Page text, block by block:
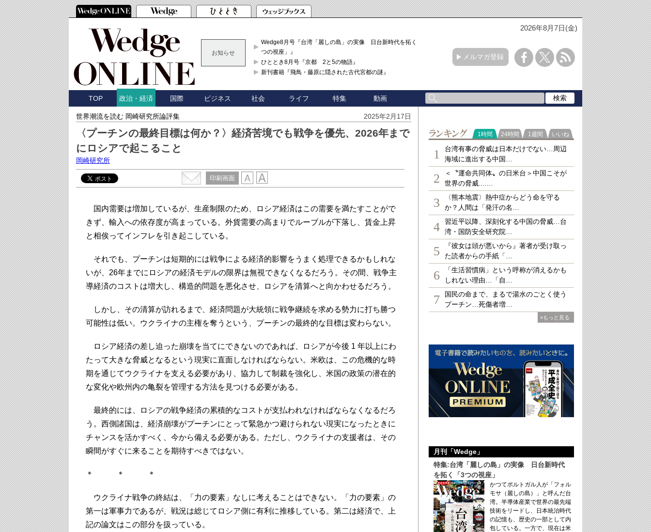
2026年8月7日(金)
お知らせ
Wedge8月号『台湾「麗しの島」の実像 日台新時代を拓く「3
つの視座」』
ひととき8月号『京都 2と5の物語』
新刊書籍『飛鳥・藤原に隠された古代宮都の謎』
メルマガ登録
TOP 政治・経済 国際 ビジネス 社会 ライフ 特集 動画
世界潮流を読む 岡崎研究所論評集 2025年2月17日
〈プーチンの最終目標は何か？〉経済苦境でも戦争を優先、2026年まで
にロシアで起こること
岡崎研究所
印刷画面
国内需要は増加しているが、生産制限のため、ロシア経済はこの需要を満たすことがで
きず、輸入への依存度が高まっている。外貨需要の高まりでルーブルが下落し、賃金上昇
と相俟ってインフレを引き起こしている。
それでも、プーチンは短期的には戦争による経済的影響をうまく処理できるかもしれな
いが、26年までにロシアの経済モデルの限界は無視できなくなるだろう。その間、戦争主
導経済のコストは増大し、構造的問題を悪化させ、ロシアを清算へと向かわせるだろう。
しかし、その清算が訪れるまで、経済問題が大統領に戦争継続を求める勢力に打ち勝つ
可能性は低い。ウクライナの主権を奪うという、プーチンの最終的な目標は変わらない。
ロシア経済の差し迫った崩壊を当てにできないのであれば、ロシアが今後 1 年以上にわ
たって大きな脅威となるという現実に直面しなければならない。米欧は、この危機的な時
期を通じてウクライナを支える必要があり、協力して制裁を強化し、米国の政策の潜在的
な変化や欧州内の亀裂を管理する方法を見つける必要がある。
最終的には、ロシアの戦争経済の累積的なコストが支払われなければならなくなるだろ
う。西側諸国は、経済崩壊がプーチンにとって緊急かつ避けられない現実になったときに
チャンスを活かすべく、今から備える必要がある。ただし、ウクライナの支援者は、その
瞬間がすぐに来ることを期待すべきではない。
＊ ＊ ＊
ウクライナ戦争の終結は、「力の要素」なしに考えることはできない。「力の要素」の
第一は軍事力であるが、戦況は総じてロシア側に有利に推移している。第二は経済で、上
記の論文はこの部分を扱っている。
ランキング
1時間 24時間 1週間 いいね
1
台湾有事の脅威は日本だけでない…周辺
海域に進出する中国…
2
＜〝運命共同体〟の日米台＞中国こそが
世界の脅威....…
3
〈熊本地震〉熱中症からどう命を守る
か？人間は「発汗の名…
4
習近平以降、深刻化する中国の脅威…台
湾・国防安全研究院…
5
『彼女は頭が悪いから』著者が受け取っ
た読者からの手紙「…
6
「生活習慣病」という呼称が消えるかも
しれない理由…「自…
7
国民の命まで、まるで湯水のごとく使う
プーチン…死傷者増…
»もっと見る
月刊「Wedge」
特集:台湾「麗しの島」の実像 日台新時代
を拓く「3つの視座」
かつてポルトガル人が「フォル
モサ（麗しの島）」と呼んだ台
湾。半導体産業で世界の最先端
技術をリードし、日本統治時代
の記憶も、歴史の一部として内
包している。一方で、現在は米